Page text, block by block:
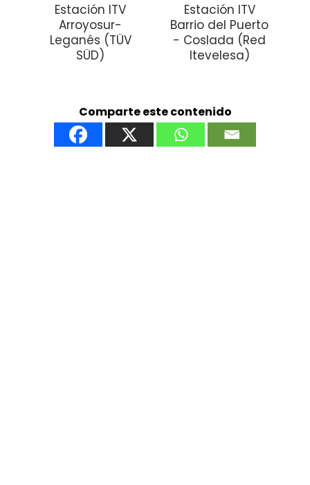
Estación ITV
Arroyosur-
Leganés (TÜV
SÜD)
Estación ITV
Barrio del Puerto
- Coslada (Red
Itevelesa)
Comparte este contenido